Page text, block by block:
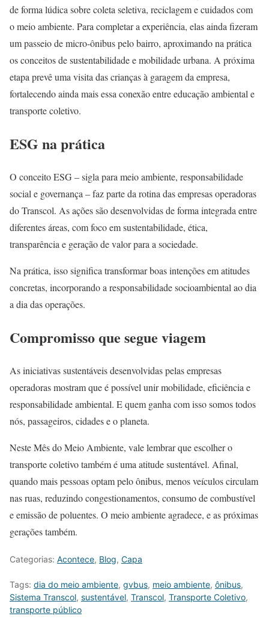
de forma lúdica sobre coleta seletiva, reciclagem e cuidados com
o meio ambiente. Para completar a experiência, elas ainda fizeram
um passeio de micro-ônibus pelo bairro, aproximando na prática
os conceitos de sustentabilidade e mobilidade urbana. A próxima
etapa prevê uma visita das crianças à garagem da empresa,
fortalecendo ainda mais essa conexão entre educação ambiental e
transporte coletivo.
ESG na prática
O conceito ESG – sigla para meio ambiente, responsabilidade
social e governança – faz parte da rotina das empresas operadoras
do Transcol. As ações são desenvolvidas de forma integrada entre
diferentes áreas, com foco em sustentabilidade, ética,
transparência e geração de valor para a sociedade.
Na prática, isso significa transformar boas intenções em atitudes
concretas, incorporando a responsabilidade socioambiental ao dia
a dia das operações.
Compromisso que segue viagem
As iniciativas sustentáveis desenvolvidas pelas empresas
operadoras mostram que é possível unir mobilidade, eficiência e
responsabilidade ambiental. E quem ganha com isso somos todos
nós, passageiros, cidades e o planeta.
Neste Mês do Meio Ambiente, vale lembrar que escolher o
transporte coletivo também é uma atitude sustentável. Afinal,
quando mais pessoas optam pelo ônibus, menos veículos circulam
nas ruas, reduzindo congestionamentos, consumo de combustível
e emissão de poluentes. O meio ambiente agradece, e as próximas
gerações também.
Categorias: Acontece, Blog, Capa
Tags: dia do meio ambiente, gvbus, meio ambiente, ônibus,
Sistema Transcol, sustentável, Transcol, Transporte Coletivo,
transporte público